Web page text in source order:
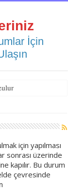
İçin
için yapılması
sonrası üzerinde
kapılır. Bu durum
çevresinde